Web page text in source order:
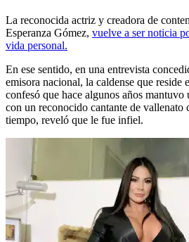
La reconocida actriz y creadora de
Esperanza Gómez, vuelve a ser noticia
vida personal.
En ese sentido, en una entrevista
emisora nacional, la caldense que reside
confesó que hace algunos años mantuvo
con un reconocido cantante de
tiempo, reveló que le fue infiel.